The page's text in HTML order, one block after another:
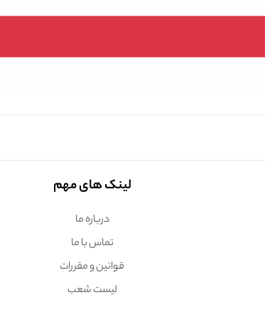
لینک های مهم
درباره ما
تماس با ما
قوانین و مقررات
لیست شعب